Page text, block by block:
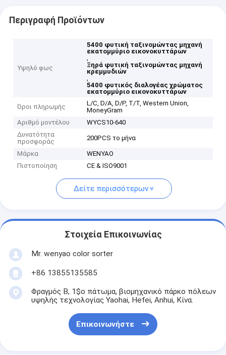
Περιγραφή Προϊόντων
Υψηλό φως
5400 φυτική ταξινομώντας μηχανή
εκατομμύριο εικονοκυττάρων
,
Ξηρά φυτική ταξινομώντας μηχανή
κρεμμυδιών
,
5400 φυτικός διαλογέας χρώματος
εκατομμύριο εικονοκυττάρων
Όροι πληρωμής
L/C, D/A, D/P, T/T, Western Union,
MoneyGram
Αριθμό μοντέλου
WYCS10-640
Δυνατότητα
προσφοράς
200PCS το μήνα
Μάρκα
WENYAO
Πιστοποίηση
CE & ISO9001
Δείτε περισσότερων
Στοιχεία Επικοινωνίας
Mr. wenyao color sorter
+86 13855135585
Φραγμός Β, 1$ο πάτωμα, βιομηχανικό πάρκο πόλεων
υψηλής τεχνολογίας Yaohai, Hefei, Anhui, Κίνα.
Επικοινωνήστε